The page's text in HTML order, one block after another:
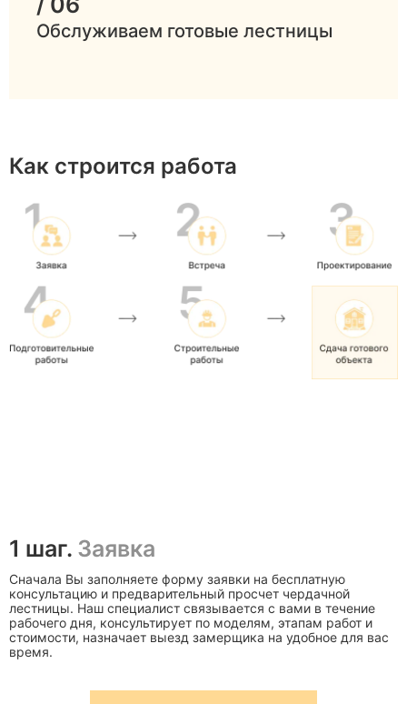
Обслуживаем готовые лестницы
Как строится работа
1 шаг. Заявка
Сначала Вы заполняете форму заявки на бесплатную
консультацию и предварительный просчет чердачной
лестницы. Наш специалист связывается с вами в течение
рабочего дня, консультирует по моделям, этапам работ и
стоимости, назначает выезд замерщика на удобное для вас
время.